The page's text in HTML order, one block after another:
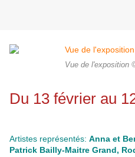
Vue de l'exposition
Du 13 février au
Artistes représentés: Anna et
Patrick Bailly-Maitre Grand,